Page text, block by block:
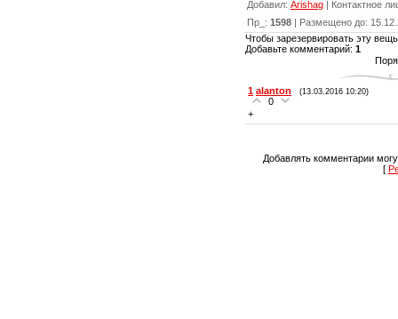
Добавил: Arishag | Контактное
Пр_ : 1598 | Размещено до:
Чтобы зарезервировать эту
Добавьте комментарий: 1
1 alanton (13.03.2016 10:20)
0
+
Добавлять комментарии
[